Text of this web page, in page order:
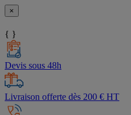
×
{ }
Devis sous 48h
Livraison offerte dès 200 € HT